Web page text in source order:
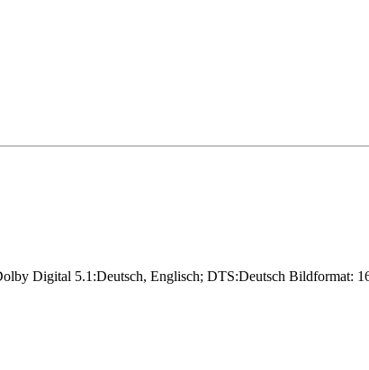
Digital 5.1:Deutsch, Englisch; DTS:Deutsch Bildformat: